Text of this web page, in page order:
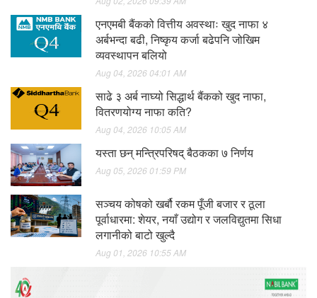
एनएमबी बैंकको वित्तीय अवस्थाः खुद नाफा ४
अर्बभन्दा बढी, निष्कृय कर्जा बढेपनि जोखिम
व्यवस्थापन बलियो
Aug 04, 2026 04:01 AM
साढे ३ अर्ब नाघ्यो सिद्धार्थ बैंकको खुद नाफा,
वितरणयोग्य नाफा कति?
Aug 04, 2026 10:05 AM
यस्ता छन् मन्त्रिपरिषद् बैठकका ७ निर्णय
Aug 05, 2026 01:59 PM
सञ्चय कोषको खर्बौ रकम पूँजी बजार र ठूला
पूर्वाधारमा: शेयर, नयाँ उद्योग र जलविद्युतमा सिधा
लगानीको बाटो खुल्दै
Aug 01, 2026 10:55 AM